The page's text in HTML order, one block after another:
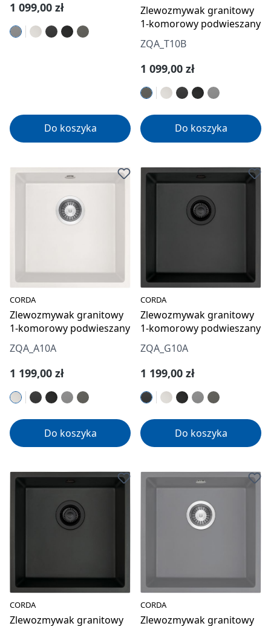
Cena regularna:
1 099,00 zł
Do koszyka
Zlewozmywak granitowy
1-komorowy podwieszany
ZQA_T10B
Cena regularna:
1 099,00 zł
Do koszyka
CORDA
Zlewozmywak granitowy
1-komorowy podwieszany
ZQA_A10A
Cena regularna:
1 199,00 zł
Do koszyka
CORDA
Zlewozmywak granitowy
1-komorowy podwieszany
ZQA_G10A
Cena regularna:
1 199,00 zł
Do koszyka
CORDA
Zlewozmywak granitowy
CORDA
Zlewozmywak granitowy